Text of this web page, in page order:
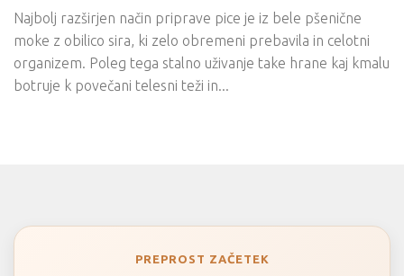
Najbolj razširjen način priprave pice je iz bele pšenične
moke z obilico sira, ki zelo obremeni prebavila in celotni
organizem. Poleg tega stalno uživanje take hrane kaj kmalu
botruje k povečani telesni teži in...
PREPROST ZAČETEK